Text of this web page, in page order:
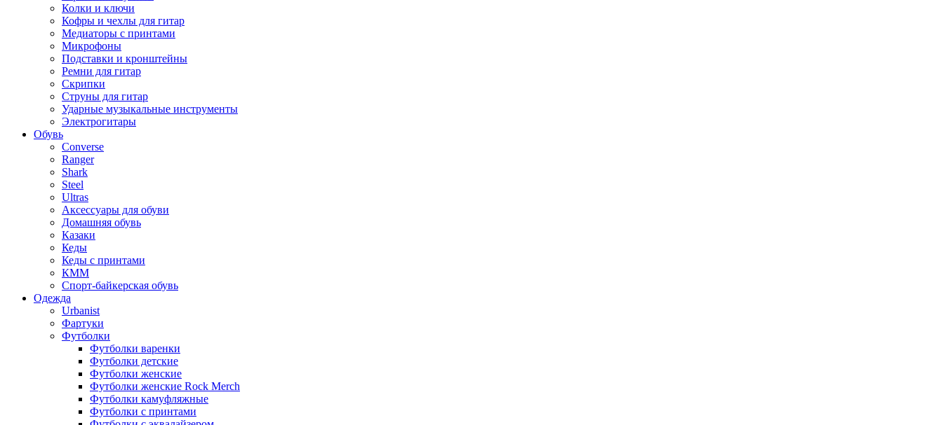
Колки и ключи
Кофры и чехлы для гитар
Медиаторы с принтами
Микрофоны
Подставки и кронштейны
Ремни для гитар
Скрипки
Струны для гитар
Ударные музыкальные инструменты
Электрогитары
Обувь
Converse
Ranger
Shark
Steel
Ultras
Аксессуары для обуви
Домашняя обувь
Казаки
Кеды
Кеды с принтами
КММ
Спорт-байкерская обувь
Одежда
Urbanist
Фартуки
Футболки
Футболки варенки
Футболки детские
Футболки женские
Футболки женские Rock Merch
Футболки камуфляжные
Футболки с принтами